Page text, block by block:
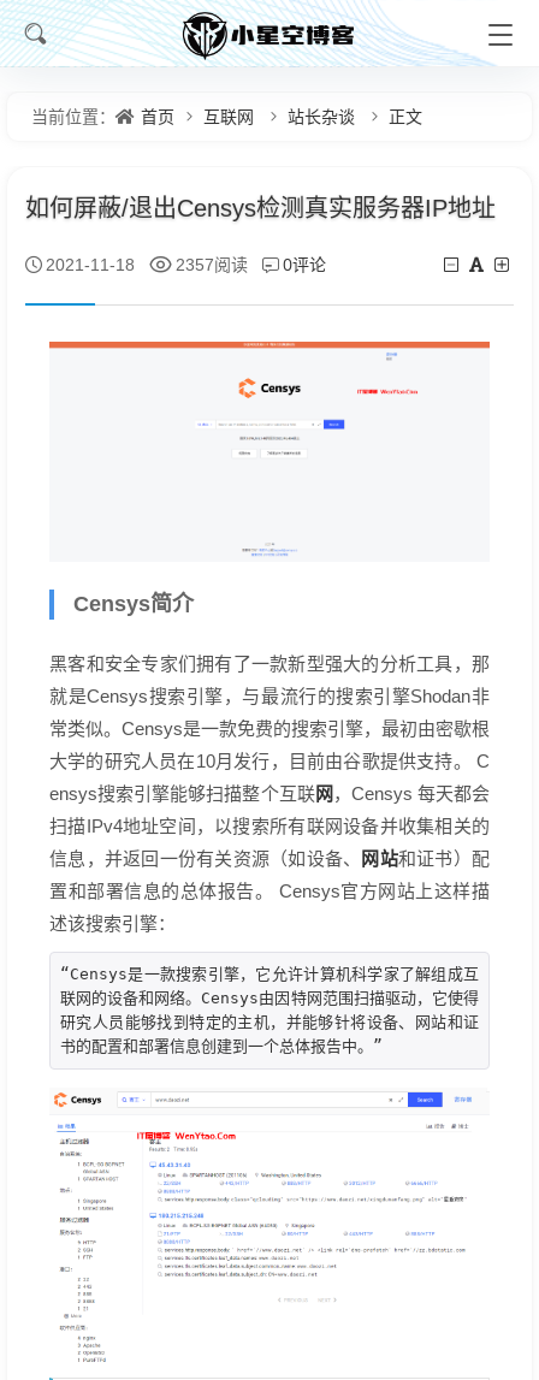
当前位置： 首页 互联网 站长杂谈 正文
如何屏蔽/退出Censys检测真实服务器IP地址
2021-11-18 2357阅读 0评论
Censys简介
黑客和安全专家们拥有了一款新型强大的分析工具，那
就是Censys搜索引擎，与最流行的搜索引擎Shodan非
常类似。Censys是一款免费的搜索引擎，最初由密歇根
大学的研究人员在10月发行，目前由谷歌提供支持。 C
ensys搜索引擎能够扫描整个互联网，Censys 每天都会
扫描IPv4地址空间，以搜索所有联网设备并收集相关的
信息，并返回一份有关资源（如设备、 网站和证书）配
置和部署信息的总体报告。 Censys官方网站上这样描
述该搜索引擎：
“Censys是一款搜索引擎，它允许计算机科学家了解组成互
联网的设备和网络。Censys由因特网范围扫描驱动，它使得
研究人员能够找到特定的主机，并能够针将设备、网站和证
书的配置和部署信息创建到一个总体报告中。”